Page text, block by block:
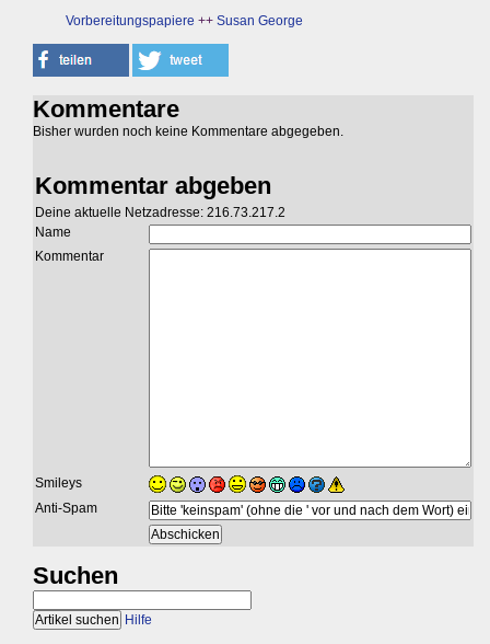
Vorbereitungspapiere ++ Susan George
Kommentare
Bisher wurden noch keine Kommentare abgegeben.
Kommentar abgeben
Deine aktuelle Netzadresse: 216.73.217.2
Name
Kommentar
Smileys
Anti-Spam
Suchen
Hilfe